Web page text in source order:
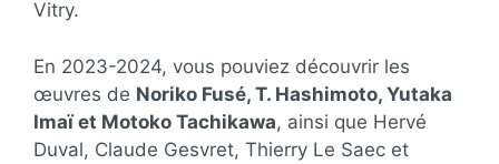
Vitry.
En 2023-2024, vous pouviez découvrir les
œuvres de Noriko Fusé, T. Hashimoto, Yutaka
Imaï et Motoko Tachikawa, ainsi que Hervé
Duval, Claude Gesvret, Thierry Le Saec et